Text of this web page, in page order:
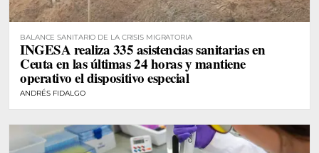
BALANCE SANITARIO DE LA CRISIS MIGRATORIA
INGESA realiza 335 asistencias sanitarias en
Ceuta en las últimas 24 horas y mantiene
operativo el dispositivo especial
ANDRÉS FIDALGO